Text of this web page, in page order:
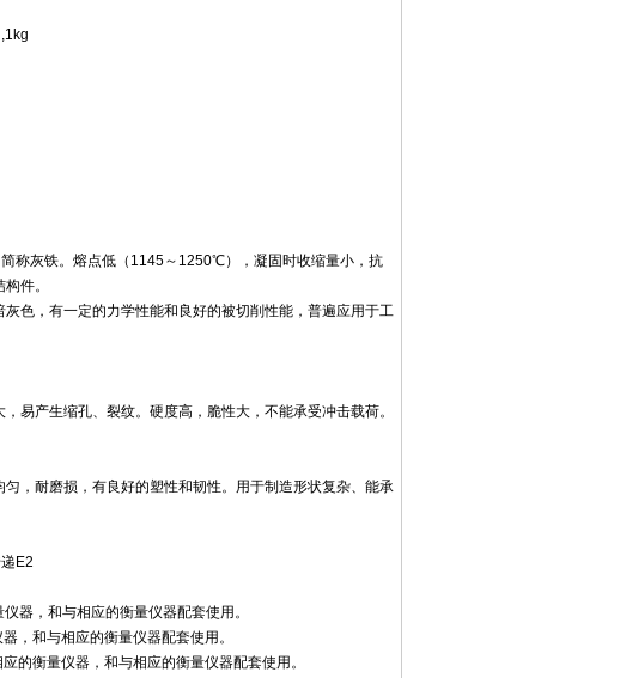
称灰铁。熔点低（1145～1250℃），凝固时收缩量小，抗
件。
色，有一定的力学性能和良好的被切削性能，普遍应用于工
易产生缩孔、裂纹。硬度高，脆性大，不能承受冲击载荷。
，耐磨损，有良好的塑性和韧性。用于制造形状复杂、能承
E2
器，和与相应的衡量仪器配套使用。
，和与相应的衡量仪器配套使用。
的衡量仪器，和与相应的衡量仪器配套使用。